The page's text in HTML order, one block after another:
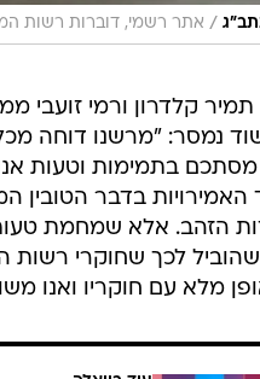
/ אתר רשמי, דוברות רשות
קלדרון ורמי זועבי
נמסר: "מרשנו דוחה
מסתכם בתמימות וטעות
בדבר הטובין
הזהב. אלא שמחמת
לכך שחוקרי רשות
מלא עם חוקריו ואנו